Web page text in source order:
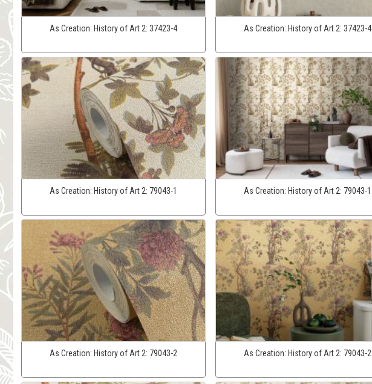
As Creation: History of Art 2: 37423-4 As Creation: History of Art 2: 37423-4
As Creation: History of Art 2: 79043-1 As Creation: History of Art 2: 79043-1
As Creation: History of Art 2: 79043-2 As Creation: History of Art 2: 79043-2